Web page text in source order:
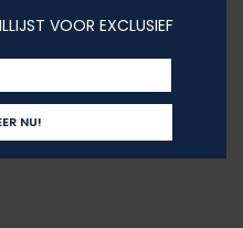
VOOR EXCLUSIEF